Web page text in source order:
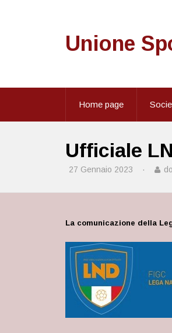
Unione
Home page
Ufficiale
27 Gennaio 2023 ·
La comunicazione della